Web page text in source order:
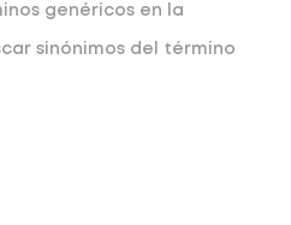
genéricos en la
sinónimos del término